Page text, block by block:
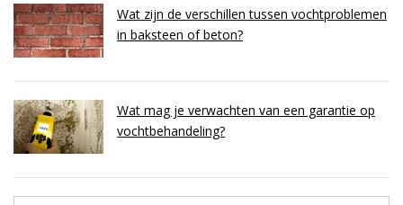
Wat zijn de verschillen tussen vochtproblemen
in baksteen of beton?
Wat mag je verwachten van een garantie op
vochtbehandeling?